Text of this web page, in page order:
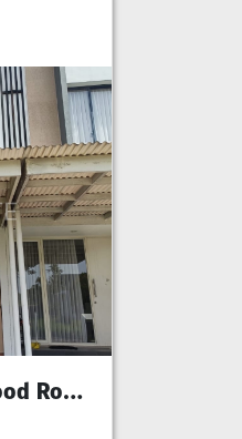
Rumah Furnished Oakwood Royal Residence